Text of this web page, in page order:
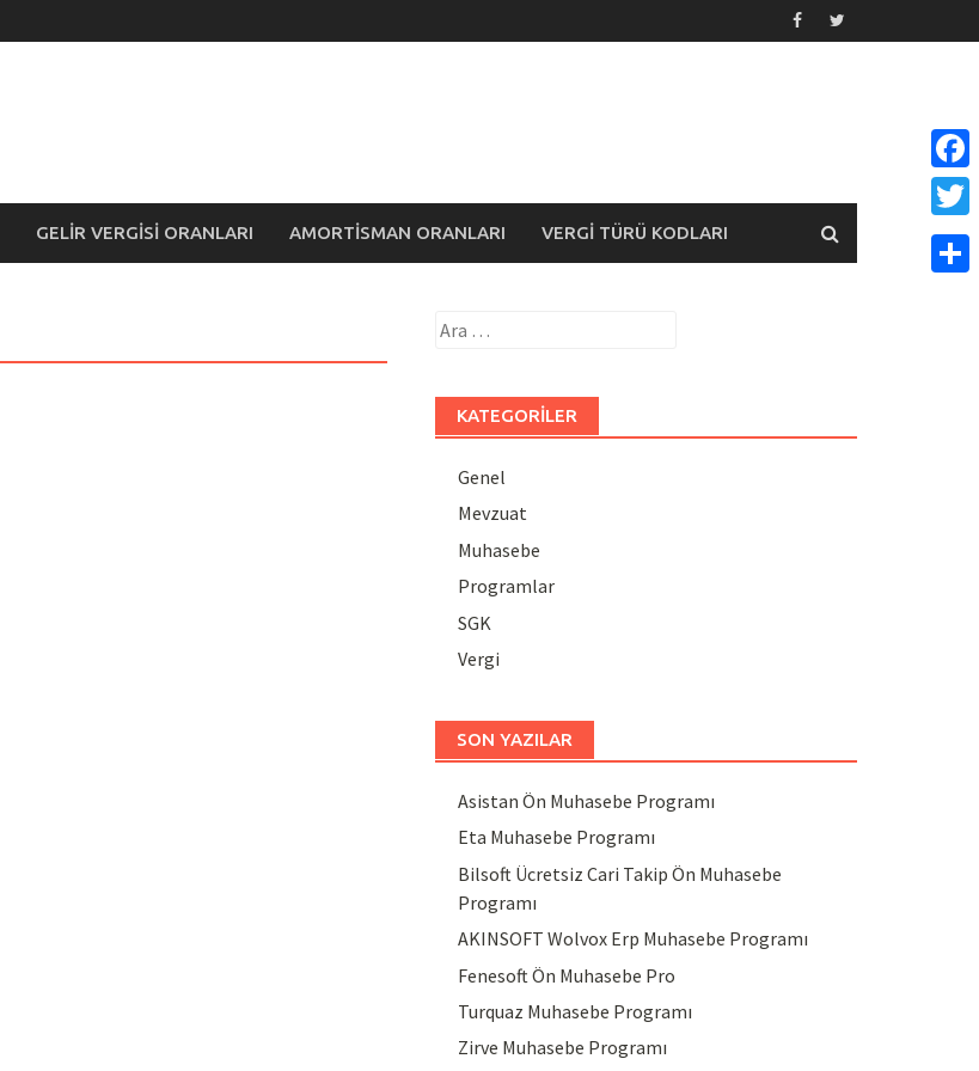
GELIR VERGISI ORANLARI AMORTISMAN ORANLARI VERGI TÜRÜ KODLARI
Arama:
KATEGORILER
Genel
Mevzuat
Muhasebe
Programlar
SGK
Vergi
SON YAZILAR
Asistan Ön Muhasebe Programı
Eta Muhasebe Programı
Bilsoft Ücretsiz Cari Takip Ön Muhasebe
Programı
AKINSOFT Wolvox Erp Muhasebe Programı
Fenesoft Ön Muhasebe Pro
Turquaz Muhasebe Programı
Zirve Muhasebe Programı